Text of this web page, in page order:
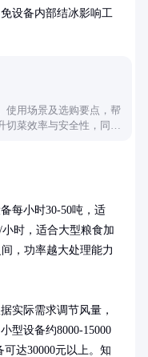
设备内部结冰影响工
使用场景及选购要点，帮
切菜效率与安全性，同时
每小时30-50吨，适
时，适合大型粮食加
，功率越大处理能力
实际需求调节风量，
型设备约8000-15000
可达30000元以上。知